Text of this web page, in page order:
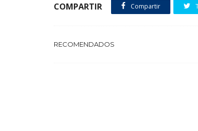
COMPARTIR Compartir
RECOMENDADOS